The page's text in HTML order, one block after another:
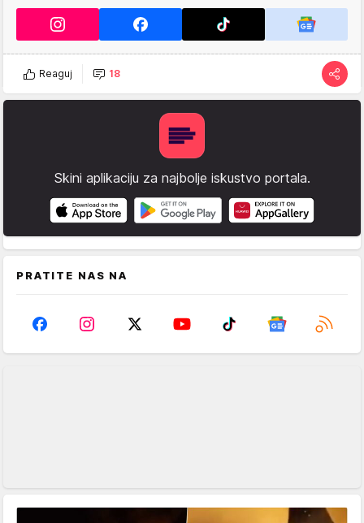
Reaguj 18
Skini aplikaciju za najbolje iskustvo portala.
PRATITE NAS NA